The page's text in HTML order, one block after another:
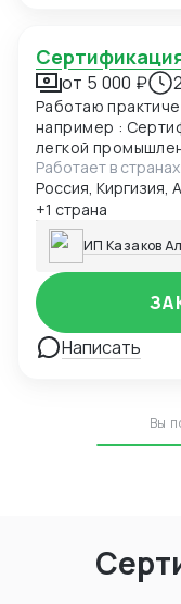
от 5 000 ₽
Работаю
например : Сертификат соответствия на продукцию
легкой
Сертификат
продукции,
подростков 007
Сертификат
низковольтного
Сертификат
совместимость
Сертификат
КОЛЕСНЫХ
Декларация
Работает в странах
Россия, Киргизия,
+1 страна
ИП Казаков
Написать
Вы